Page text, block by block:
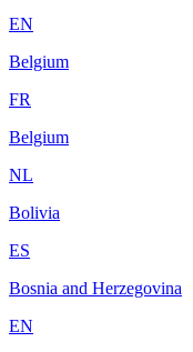
EN
Belgium
FR
Belgium
NL
Bolivia
ES
Bosnia and Herzegovina
EN